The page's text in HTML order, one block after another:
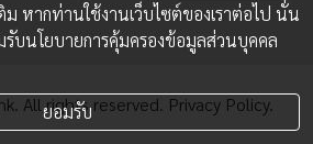
All rights reserved. Privacy Policy.
ติม หากท่านใช้งานเว็บไซต์ของเราต่อไป นั่น
บนโยบายการคุ้มครองข้อมูลส่วนบุคคล
ยอมรับ